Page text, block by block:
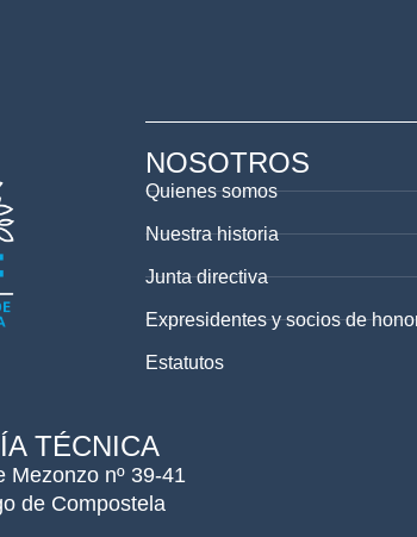
NOSOTROS
Quienes somos
Nuestra historia
Junta directiva
Expresidentes y socios de
Estatutos
TÉCNICA
Mezonzo nº 39-41
de Compostela